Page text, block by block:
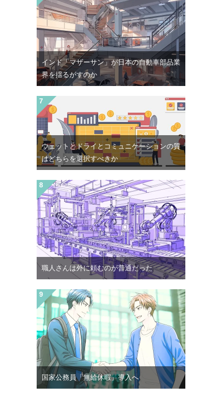
インド「マザーサン」が日本の自動車部品業
界を揺るがすのか
ウェットとドライとコミュニケーションの質
はどちらを選択すべきか
職人さんは外に頼むのが普通だった
国家公務員「無給休暇」導入へ